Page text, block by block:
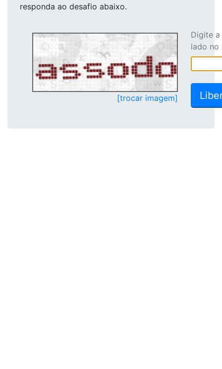
responda ao desafio abaixo.
[trocar imagem]
Digite
lado no